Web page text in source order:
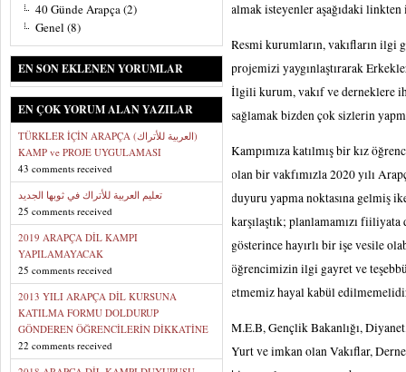
40 Günde Arapça(2)
Genel (8)
EN SON EKLENEN YORUMLAR
EN ÇOK YORUM ALAN YAZILAR
TÜRKLER İÇİN ARAPÇA (العربية للأتراك)
KAMP ve PROJE UYGULAMASI
43 comments received
تعليم العربية للأتراك في ثوبها الجديد
25 comments received
2019 ARAPÇA DİL KAMPI
YAPILAMAYACAK
25 comments received
2013 YILI ARAPÇA DİL KURSUNA
KATILMA FORMU DOLDURUP
GÖNDEREN ÖĞRENCİLERİN DİKKATİNE
22 comments received
almak isteyenler aşağıdaki
Resmi kurumların, vakıfların ilgi
projemizi yaygınlaştırarak
İlgili kurum, vakıf ve derneklere
sağlamak bizden çok sizlerin
Kampımıza katılmış bir kız
olan bir vakfımızla 2020 yılı
duyuru yapma noktasına gelmiş
karşılaştık; planlamamızı
gösterince hayırlı bir işe vesile
öğrencimizin ilgi gayret ve
etmemiz hayal kabül
M.E.B, Gençlik Bakanlığı,
Yurt ve imkan olan Vakıflar,